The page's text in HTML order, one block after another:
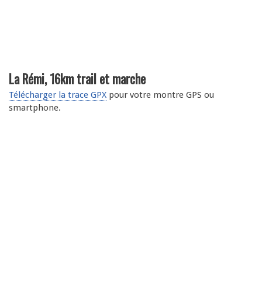
La Rémi, 16km trail et marche
Télécharger la trace GPX pour votre montre GPS ou
smartphone.